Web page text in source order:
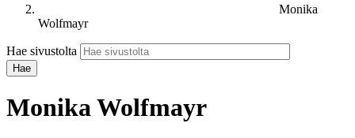
Monika
Wolfmayr
Hae sivustolta
Monika Wolfmayr